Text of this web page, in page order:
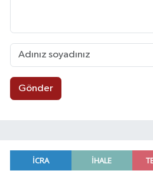
Gönder